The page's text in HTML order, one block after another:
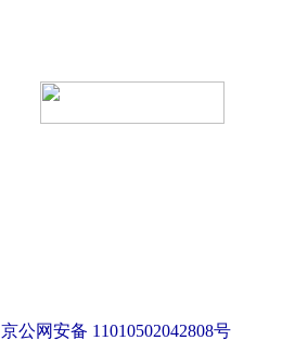
京公网安备 11010502042808号